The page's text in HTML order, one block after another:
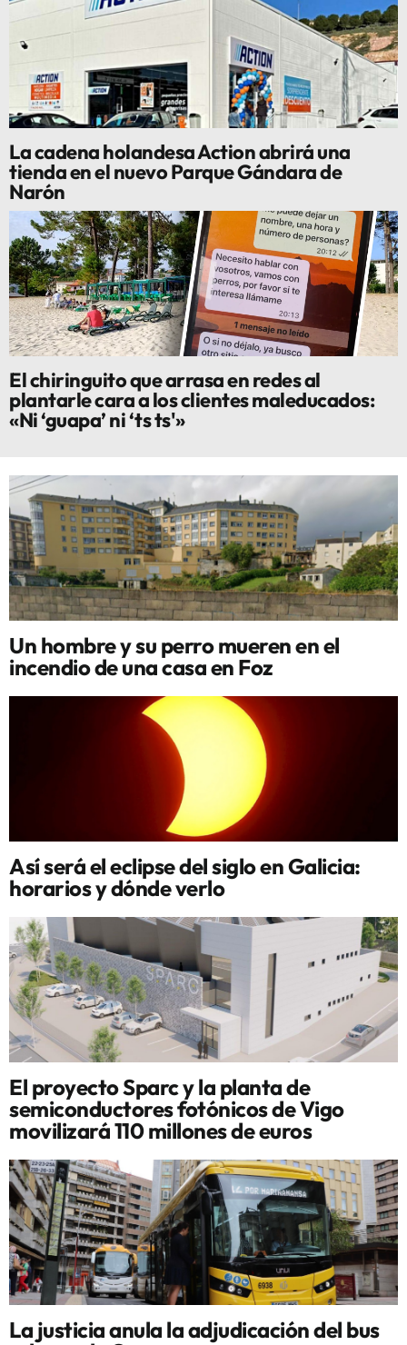
La cadena holandesa Action abrirá una
tienda en el nuevo Parque Gándara de
Narón
El chiringuito que arrasa en redes al
plantarle cara a los clientes maleducados:
«Ni ‘guapa’ ni ‘ts ts'»
Un hombre y su perro mueren en el
incendio de una casa en Foz
Así será el eclipse del siglo en Galicia:
horarios y dónde verlo
El proyecto Sparc y la planta de
semiconductores fotónicos de Vigo
movilizará 110 millones de euros
La justicia anula la adjudicación del bus